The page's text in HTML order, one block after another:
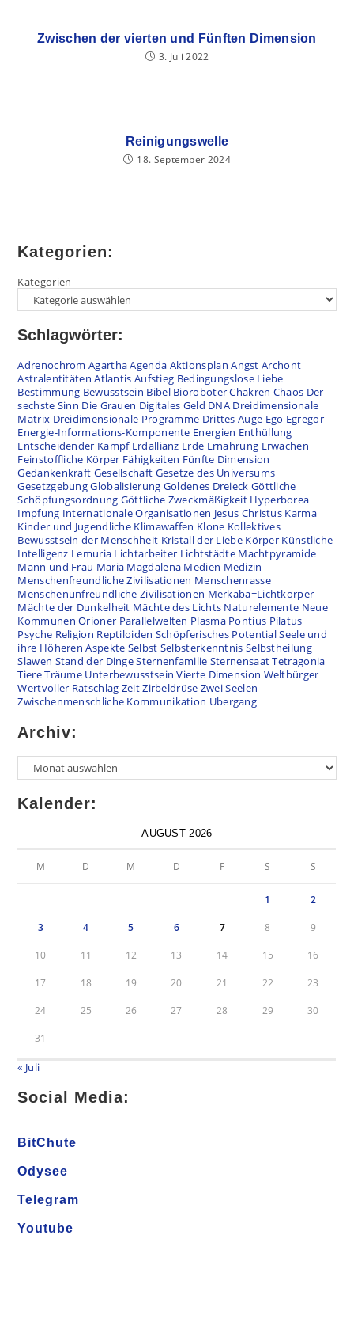
Zwischen der vierten und Fünften Dimension
3. Juli 2022
Reinigungswelle
18. September 2024
Kategorien:
Kategorien
Schlagwörter:
Adrenochrom AgarthaAgenda Aktionsplan Angst Archont
Astralentitäten Atlantis Aufstieg Bedingungslose Liebe
Bestimmung Bewusstsein Bibel BioroboterChakren Chaos Der
sechste Sinn Die Grauen Digitales Geld DNA Dreidimensionale
Matrix Dreidimensionale Programme Drittes Auge Ego Egregor
Energie-Informations-Komponente Energien Enthüllung
Entscheidender Kampf Erdallianz Erde Ernährung Erwachen
Feinstoffliche Körper Fähigkeiten Fünfte Dimension
Gedankenkraft Gesellschaft Gesetze des Universums
GesetzgebungGlobalisierung Goldenes Dreieck Göttliche
Schöpfungsordnung Göttliche Zweckmäßigkeit Hyperborea
Impfung Internationale Organisationen Jesus Christus Karma
Kinder und Jugendliche Klimawaffen Klone Kollektives
Bewusstsein der Menschheit Kristall der Liebe Körper Künstliche
Intelligenz Lemuria Lichtarbeiter Lichtstädte Machtpyramide
Mann und Frau Maria Magdalena Medien Medizin
Menschenfreundliche Zivilisationen Menschenrasse
Menschenunfreundliche Zivilisationen Merkaba=Lichtkörper
Mächte der Dunkelheit Mächte des Lichts Naturelemente Neue
Kommunen Orioner Parallelwelten Plasma Pontius Pilatus
Psyche Religion Reptiloiden Schöpferisches PotentialSeele und
ihre Höheren Aspekte Selbst Selbsterkenntnis Selbstheilung
Slawen Stand der DingeSternenfamilie SternensaatTetragonia
TiereTräume Unterbewusstsein Vierte Dimension Weltbürger
Wertvoller Ratschlag ZeitZirbeldrüse Zwei Seelen
Zwischenmenschliche Kommunikation Übergang
Archiv:
Kalender:
AUGUST 2026
M D M D F S S
1 2
3 4 5 6 7 8 9
10 11 12 13 14 15 16
17 18 19 20 21 22 23
24 25 26 27 28 29 30
31
« Juli
Social Media:
BitChute
Odysee
Telegram
Youtube